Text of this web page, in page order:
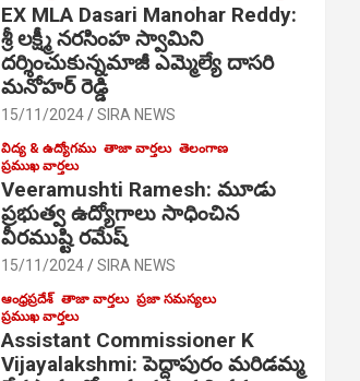
EX MLA Dasari Manohar Reddy:
శ్రీ లక్ష్మీ నరసింహ స్వామిని
దర్శించుకున్నమాజీ ఎమ్మెల్యే దాసరి
మనోహర్ రెడ్డి
15/11/2024 SIRA NEWS
విద్య & ఉద్యోగము తాజా వార్తలు తెలంగాణ
ప్రముఖ వార్తలు
Veeramushti Ramesh: మూడు
ప్రభుత్వ ఉద్యోగాలు సాధించిన
వీరముష్టి రమేష్
15/11/2024 SIRA NEWS
ఆంధ్రప్రదేశ్ తాజా వార్తలు ప్రజా సమస్యలు
ప్రముఖ వార్తలు
Assistant Commissioner K
Vijayalakshmi: పెద్దాపురం మరిడమ్మ